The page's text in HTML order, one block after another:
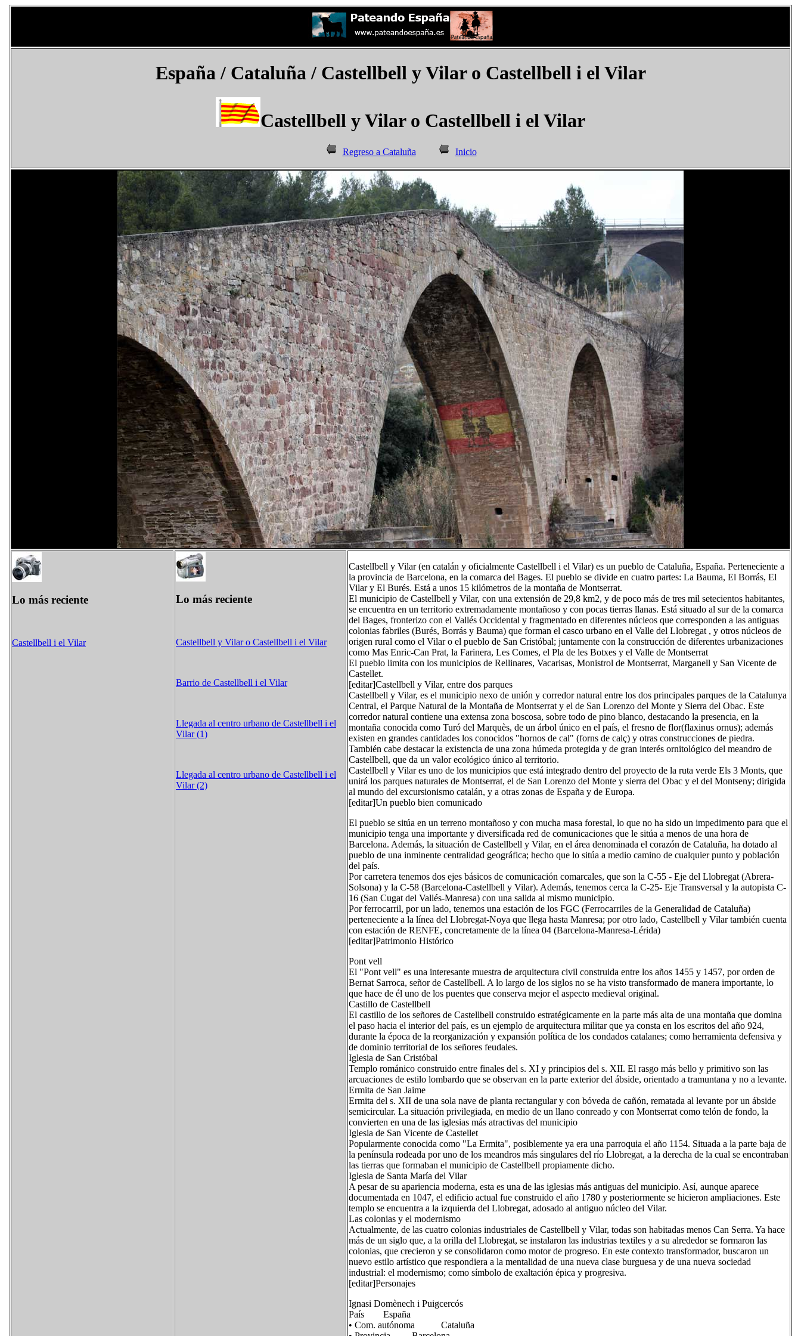
España/ Cataluña / Castellbell y Vilar o Castellbell i el Vilar
Castellbell y Vilar o Castellbell i el Vilar
Regreso a Cataluña Inicio
Lo más reciente
Castellbell i el Vilar
Lo más reciente
Castellbell y Vilar o Castellbell i el Vilar
Barrio de Castellbell i el Vilar
Llegada al centro urbano de Castellbell i el
Vilar (1)
Llegada al centro urbano de Castellbell i el
Vilar (2)
Castellbell y Vilar (en catalán y oficialmente Castellbell i el Vilar) es un pueblo de Cataluña, España. Perteneciente a
la provincia de Barcelona, en la comarca del Bages. El pueblo se divide en cuatro partes: La Bauma, El Borrás, El
Vilar y El Burés. Está a unos 15 kilómetros de la montaña de Montserrat.
El municipio de Castellbell y Vilar, con una extensión de 29,8 km2, y de poco más de tres mil setecientos habitantes,
se encuentra en un territorio extremadamente montañoso y con pocas tierras llanas. Está situado al sur de la comarca
del Bages, fronterizo con el Vallés Occidental y fragmentado en diferentes núcleos que corresponden a las antiguas
colonias fabriles (Burés, Borrás y Bauma) que forman el casco urbano en el Valle del Llobregat , y otros núcleos de
origen rural como el Vilar o el pueblo de San Cristóbal; juntamente con la construcción de diferentes urbanizaciones
como Mas Enric-Can Prat, la Farinera, Les Comes, el Pla de les Botxes y el Valle de Montserrat
El pueblo limita con los municipios de Rellinares, Vacarisas, Monistrol de Montserrat, Marganell y San Vicente de
Castellet.
[editar]Castellbell y Vilar, entre dos parques
Castellbell y Vilar, es el municipio nexo de unión y corredor natural entre los dos principales parques de la Catalunya
Central, el Parque Natural de la Montaña de Montserrat y el de San Lorenzo del Monte y Sierra del Obac. Este
corredor natural contiene una extensa zona boscosa, sobre todo de pino blanco, destacando la presencia, en la
montaña conocida como Turó del Marquès, de un árbol único en el país, el fresno de flor(flaxinus ornus); además
existen en grandes cantidades los conocidos "hornos de cal" (forns de calç) y otras construcciones de piedra.
También cabe destacar la existencia de una zona húmeda protegida y de gran interés ornitológico del meandro de
Castellbell, que da un valor ecológico único al territorio.
Castellbell y Vilar es uno de los municipios que está integrado dentro del proyecto de la ruta verde Els 3 Monts, que
unirá los parques naturales de Montserrat, el de San Lorenzo del Monte y sierra del Obac y el del Montseny; dirigida
al mundo del excursionismo catalán, y a otras zonas de España y de Europa.
[editar]Un pueblo bien comunicado
El pueblo se sitúa en un terreno montañoso y con mucha masa forestal, lo que no ha sido un impedimento para que el
municipio tenga una importante y diversificada red de comunicaciones que le sitúa a menos de una hora de
Barcelona. Además, la situación de Castellbell y Vilar, en el área denominada el corazón de Cataluña, ha dotado al
pueblo de una inminente centralidad geográfica; hecho que lo sitúa a medio camino de cualquier punto y población
del país.
Por carretera tenemos dos ejes básicos de comunicación comarcales, que son la C-55 - Eje del Llobregat (Abrera-
Solsona) y la C-58 (Barcelona-Castellbell y Vilar). Además, tenemos cerca la C-25- Eje Transversal y la autopista C-
16 (San Cugat del Vallés-Manresa) con una salida al mismo municipio.
Por ferrocarril, por un lado, tenemos una estación de los FGC (Ferrocarriles de la Generalidad de Cataluña)
perteneciente a la línea del Llobregat-Noya que llega hasta Manresa; por otro lado, Castellbell y Vilar también cuenta
con estación de RENFE, concretamente de la línea 04 (Barcelona-Manresa-Lérida)
[editar]Patrimonio Histórico
Pont vell
El "Pont vell" es una interesante muestra de arquitectura civil construida entre los años 1455 y 1457, por orden de
Bernat Sarroca, señor de Castellbell. A lo largo de los siglos no se ha visto transformado de manera importante, lo
que hace de él uno de los puentes que conserva mejor el aspecto medieval original.
Castillo de Castellbell
El castillo de los señores de Castellbell construido estratégicamente en la parte más alta de una montaña que domina
el paso hacia el interior del país, es un ejemplo de arquitectura militar que ya consta en los escritos del año 924,
durante la época de la reorganización y expansión política de los condados catalanes; como herramienta defensiva y
de dominio territorial de los señores feudales.
Iglesia de San Cristóbal
Templo románico construido entre finales del s. XI y principios del s. XII. El rasgo más bello y primitivo son las
arcuaciones de estilo lombardo que se observan en la parte exterior del ábside, orientado a tramuntana y no a levante.
Ermita de San Jaime
Ermita del s. XII de una sola nave de planta rectangular y con bóveda de cañón, rematada al levante por un ábside
semicircular. La situación privilegiada, en medio de un llano conreado y con Montserrat como telón de fondo, la
convierten en una de las iglesias más atractivas del municipio
Iglesia de San Vicente de Castellet
Popularmente conocida como "La Ermita", posiblemente ya era una parroquia el año 1154. Situada a la parte baja de
la península rodeada por uno de los meandros más singulares del río Llobregat, a la derecha de la cual se encontraban
las tierras que formaban el municipio de Castellbell propiamente dicho.
Iglesia de Santa María del Vilar
A pesar de su apariencia moderna, esta es una de las iglesias más antiguas del municipio. Así, aunque aparece
documentada en 1047, el edificio actual fue construido el año 1780 y posteriormente se hicieron ampliaciones. Este
templo se encuentra a la izquierda del Llobregat, adosado al antiguo núcleo del Vilar.
Las colonias y el modernismo
Actualmente, de las cuatro colonias industriales de Castellbell y Vilar, todas son habitadas menos Can Serra. Ya hace
más de un siglo que, a la orilla del Llobregat, se instalaron las industrias textiles y a su alrededor se formaron las
colonias, que crecieron y se consolidaron como motor de progreso. En este contexto transformador, buscaron un
nuevo estilo artístico que respondiera a la mentalidad de una nueva clase burguesa y de una nueva sociedad
industrial: el modernismo; como símbolo de exaltación épica y progresiva.
[editar]Personajes
Ignasi Domènech i Puigcercós
País España
• Com. autónoma Cataluña